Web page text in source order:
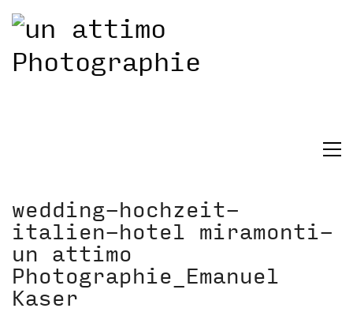
wedding-hochzeit-
italien-hotel miramonti-
un attimo
Photographie_Emanuel
Kaser